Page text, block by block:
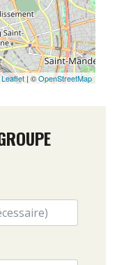
Leaflet | ©OpenStreetMap